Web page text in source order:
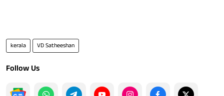
kerala VD Satheeshan
Follow Us